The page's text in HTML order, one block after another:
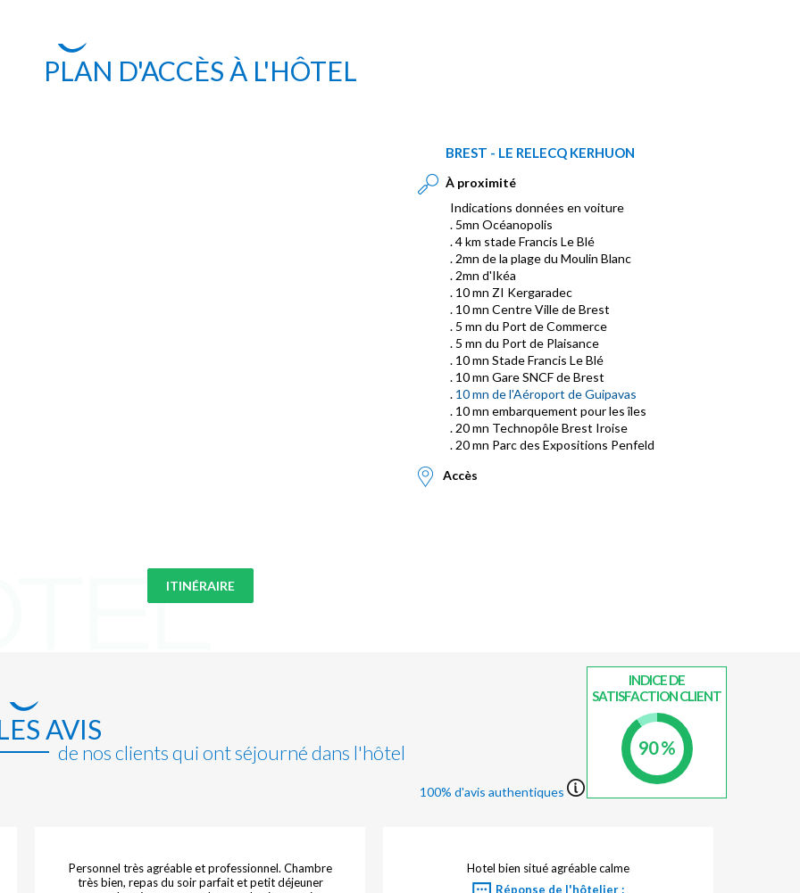
PLAN D'ACCÈS À L'HÔTEL
ITINÉRAIRE
BREST - LE RELECQ KERHUON
À proximité
Indications données en voiture
. 5mn Océanopolis
. 4 km stade Francis Le Blé
. 2mn de la plage du Moulin Blanc
. 2mn d'Ikéa
. 10 mn ZI Kergaradec
. 10 mn Centre Ville de Brest
. 5 mn du Port de Commerce
. 5 mn du Port de Plaisance
. 10 mn Stade Francis Le Blé
. 10 mn Gare SNCF de Brest
. 10 mn de l'Aéroport de Guipavas
. 10 mn embarquement pour les îles
. 20 mn Technopôle Brest Iroise
. 20 mn Parc des Expositions Penfeld
Accès
AVIS
de nos clients qui ont séjourné dans l'hôtel
100% d'avis authentiques
INDICE DE
SATISFACTION CLIENT
90 %
Personnel très agréable et professionnel. Chambre
très bien, repas du soir parfait et petit déjeuner
Hotel bien situé agréable calme
Réponse de l'hôtelier :